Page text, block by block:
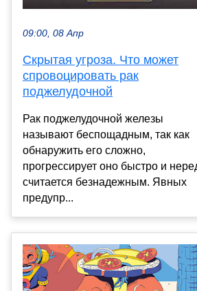
09:00, 08 Апр
Скрытая угроза. Что может
спровоцировать рак
поджелудочной
Рак поджелудочной железы
называют беспощадным, так как
обнаружить его сложно,
прогрессирует оно быстро и
считается безнадежным. Явных
предупр...